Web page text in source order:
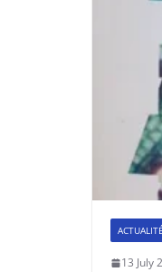
ACTUALITÉ
13 July